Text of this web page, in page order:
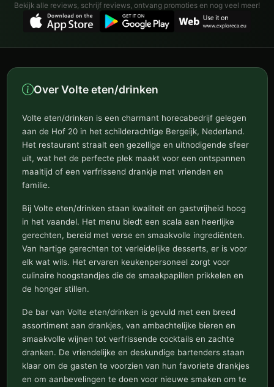
Bekijk alle reviews, schrijf reviews, ontvang promoties en nog veel meer!
Over Volte eten/drinken
Volte eten/drinken is een charmant horecabedrijf gelegen
aan de Hof 20 in het schilderachtige Bergeijk, Nederland.
Het restaurant straalt een gezellige en uitnodigende sfeer
uit, wat het de perfecte plek maakt voor een ontspannen
maaltijd of een verfrissend drankje met vrienden en
familie.
Bij Volte eten/drinken staan kwaliteit en gastvrijheid hoog
in het vaandel. Het menu biedt een scala aan heerlijke
gerechten, bereid met verse en smaakvolle ingrediënten.
Van hartige gerechten tot verleidelijke desserts, er is voor
elk wat wils. Het ervaren keukenpersoneel zorgt voor
culinaire hoogstandjes die de smaakpapillen prikkelen en
de honger stillen.
De bar van Volte eten/drinken is gevuld met een breed
assortiment aan drankjes, van ambachtelijke bieren en
smaakvolle wijnen tot verfrissende cocktails en zachte
dranken. De vriendelijke en deskundige bartenders staan
klaar om de gasten te voorzien van hun favoriete drankjes
en om aanbevelingen te doen voor nieuwe smaken om te